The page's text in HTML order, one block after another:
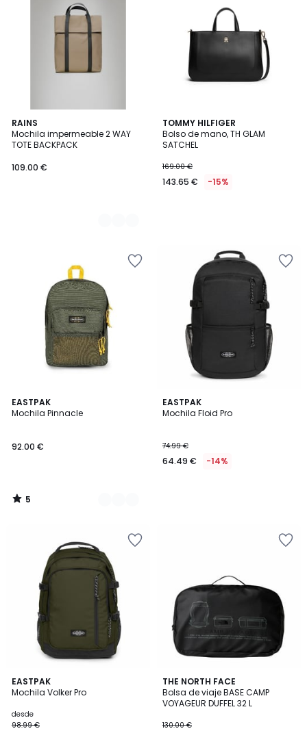
RAINS
Mochila impermeable 2 WAY
TOTE BACKPACK
109.00 €
3
Colores
TOMMY HILFIGER
Bolso de mano, TH GLAM
SATCHEL
169.00 €
143.65 € -15%
EASTPAK
Mochila Pinnacle
92.00 €
5
/
2
Colores
5
/
EASTPAK
Mochila Floid Pro
74.99 €
64.49 € -14%
EASTPAK
Mochila Volker Pro
desde
98.99 €
2
Colores
THE NORTH FACE
Bolsa de viaje BASE CAMP
VOYAGEUR DUFFEL 32 L
130.00 €
4,8
/ 5